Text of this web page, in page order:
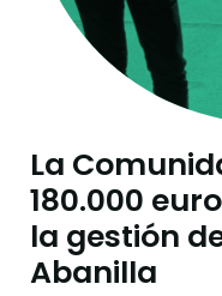
La
180.000
la gestión
Abanilla